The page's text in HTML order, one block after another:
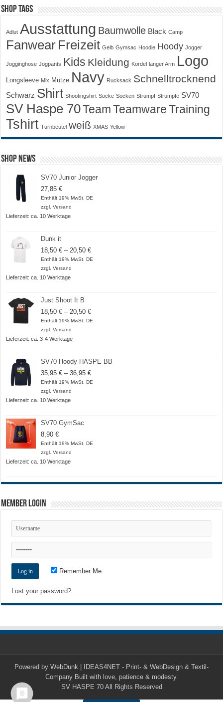
Shop Tags
Adlut Ausstattung Baumwolle Black Camp
Fanwear Freizeit Gelb Gymsac Hoodie Hoody Jogger
Jogginghose Jogpants Kids Kleidung Kordel langer Arm Logo
Longsleeve Mix Mütze Navy Rucksack Schnelltrocknend
Schwarz Shirt Shootingshirt Socke Socken Strumpf Strümpfe SV70
SV Haspe 70Team Teamware Training
Tshirt Turnbeutel weiß XMAS Yellow
Shop News
SV70 Junior Jogger
27,85€
Enthält 19% MwSt. DE
zzgl.Versand
Lieferzeit: ca. 10 Werktage
Dunk it
18,50€ – 20,50€Preisspanne:
18,50 €
Enthält 19% MwSt. DE
zzgl.Versand
Lieferzeit: ca. 10 Werktage
Just Shoot It B
18,50€ – 20,50€Preisspanne:
18,50 €
Enthält 19% MwSt. DE
zzgl.Versand
Lieferzeit: ca. 3-4 Werktage
SV70 Hoody HASPE BB
35,95€ –36,95€Preisspanne:
35,95 €
Enthält 19% MwSt. DE
zzgl.Versand
Lieferzeit: ca. 10 Werktage
SV70 GymSac
8,90€
Enthält 19% MwSt. DE
zzgl.Versand
Lieferzeit: ca. 10 Werktage
Member Login
Remember Me
Lost your password?
Powered by WebDunk | IDEAS4NET - Print- & WebDesign & Textil-
CompanyBuilt with love, patience & modesty.
SV HASPE 70All Rights Reserved